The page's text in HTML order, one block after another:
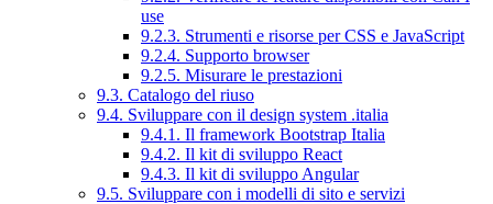
use
9.2.3. Strumenti e risorse per CSS e JavaScript
9.2.4. Supporto browser
9.2.5. Misurare le prestazioni
9.3. Catalogo del riuso
9.4. Sviluppare con il design system .italia
9.4.1. Il framework Bootstrap Italia
9.4.2. Il kit di sviluppo React
9.4.3. Il kit di sviluppo Angular
9.5. Sviluppare con i modelli di sito e servizi